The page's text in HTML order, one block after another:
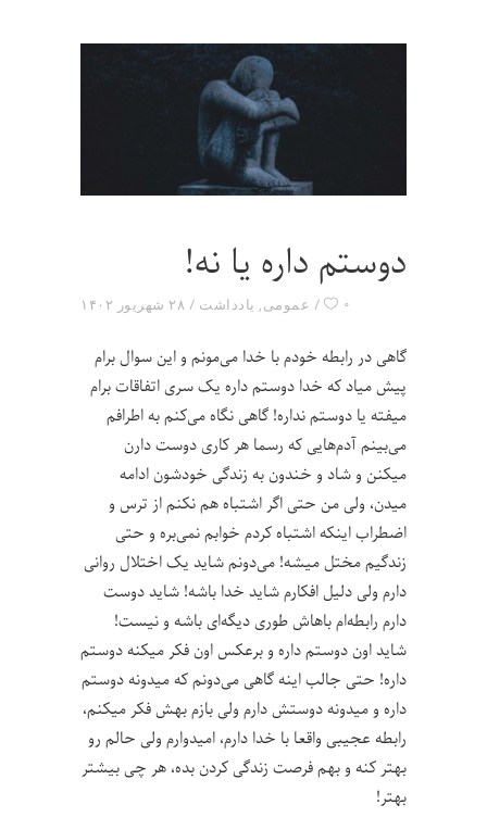
دوستم داره یا نه!
۲۸ شهریور ۱۴۰۲ عمومی, یادداشت ۰
گاهی در رابطه خودم با خدا می‌مونم و این سوال برام
پیش میاد که خدا دوستم داره یک سری اتفاقات برام
میفته یا دوستم نداره! گاهی نگاه می‌کنم به اطرافم
می‌بینم آدم‌هایی که رسما هر کاری دوست دارن
میکنن و شاد و خندون به زندگی خودشون ادامه
میدن، ولی من حتی اگر اشتباه هم نکنم از ترس و
اضطراب اینکه اشتباه کردم خوابم نمی‌بره و حتی
زندگیم مختل میشه! می‌دونم شاید یک اختلال روانی
دارم ولی دلیل افکارم شاید خدا باشه! شاید دوست
دارم رابطه‌ام باهاش طوری دیگه‌ای باشه و نیست!
شاید اون دوستم داره و برعکس اون فکر میکنه دوستم
داره! حتی جالب اینه گاهی می‌دونم که میدونه دوستم
داره و میدونه دوستش دارم ولی بازم بهش فکر میکنم،
رابطه عجیبی واقعا با خدا دارم، امیدوارم ولی حالم رو
بهتر کنه و بهم فرصت زندگی کردن بده، هر چی بیشتر
بهتر!